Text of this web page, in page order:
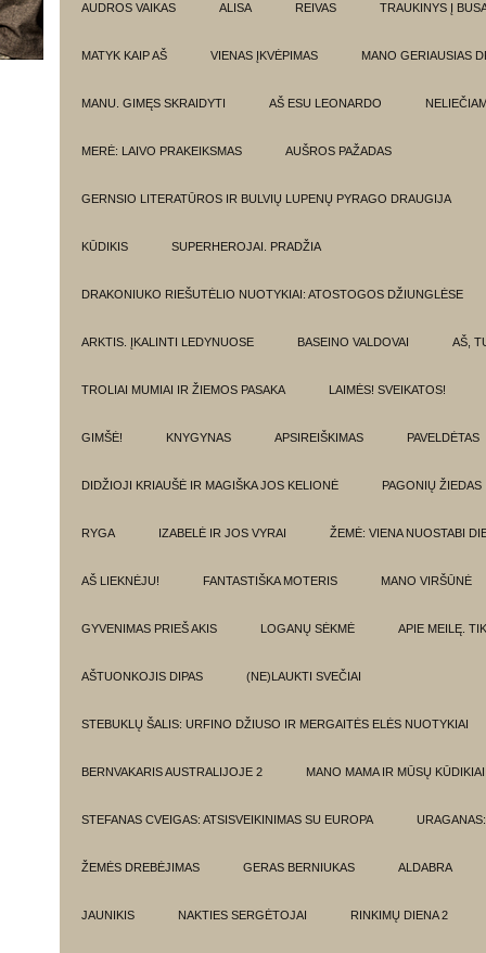
AUDROS VAIKAS ALISA REIVAS TRAUKINYS Į
MATYK KAIP AŠ VIENAS ĮKVĖPIMAS MANO GERIAUSIAS
MANU. GIMĘS SKRAIDYTI AŠ ESU LEONARDO
MERĖ: LAIVO PRAKEIKSMAS AUŠROS PAŽADAS
GERNSIO LITERATŪROS IR BULVIŲ LUPENŲ PYRAGO DRAUGIJA
KŪDIKIS SUPERHEROJAI. PRADŽIA
DRAKONIUKO RIEŠUTĖLIO NUOTYKIAI: ATOSTOGOS DŽIUNGLĖSE
ARKTIS. ĮKALINTI LEDYNUOSE BASEINO VALDOVAI AŠ,
TROLIAI MUMIAI IR ŽIEMOS PASAKA LAIMĖS! SVEIKATOS!
GIMŠĖ! KNYGYNAS APSIREIŠKIMAS PAVELDĖTAS
DIDŽIOJI KRIAUŠĖ IR MAGIŠKA JOS KELIONĖ PAGONIŲ ŽIEDAS
RYGA IZABELĖ IR JOS VYRAI ŽEMĖ: VIENA NUOSTABI
AŠ LIEKNĖJU! FANTASTIŠKA MOTERIS MANO VIRŠŪNĖ
GYVENIMAS PRIEŠ AKIS LOGANŲ SĖKMĖ APIE MEILĘ.
AŠTUONKOJIS DIPAS (NE)LAUKTI SVEČIAI
STEBUKLŲ ŠALIS: URFINO DŽIUSO IR MERGAITĖS ELĖS NUOTYKIAI
BERNVAKARIS AUSTRALIJOJE 2 MANO MAMA IR MŪSŲ KŪDIKIAI
STEFANAS CVEIGAS: ATSISVEIKINIMAS SU EUROPA
ŽEMĖS DREBĖJIMAS GERAS BERNIUKAS ALDABRA
JAUNIKIS NAKTIES SERGĖTOJAI RINKIMŲ DIENA 2